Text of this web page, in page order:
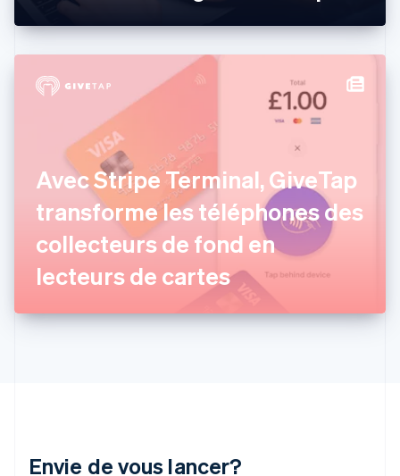
Avec Stripe Terminal, GiveTap
transforme les téléphones des
collecteurs de fond en
lecteurs de cartes
Envie de vous lancer?
États-Unis
English
France
English
Gibraltar
English
Grèce
English
Hongrie
English
Inde
English
Irlande
Italie
Lituanie